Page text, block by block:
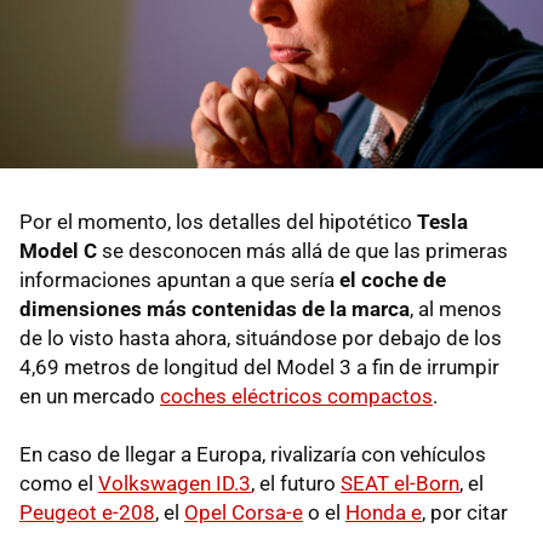
Por el momento, los detalles del hipotético Tesla
Model C se desconocen más allá de que las primeras
informaciones apuntan a que sería el coche de
dimensiones más contenidas de la marca, al menos
de lo visto hasta ahora, situándose por debajo de los
4,69 metros de longitud del Model 3 a fin de irrumpir
en un mercado coches eléctricos compactos.
En caso de llegar a Europa, rivalizaría con vehículos
como el Volkswagen ID.3, el futuro SEAT el-Born, el
Peugeot e-208, el Opel Corsa-e o el Honda e, por citar